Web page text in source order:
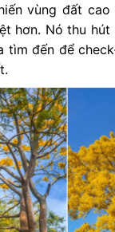
vùng đất cao
hơn. Nó thu hút
tìm đến để